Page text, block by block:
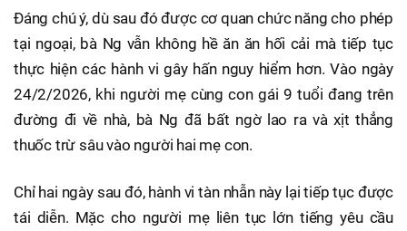
Đáng chú ý, dù sau đó được cơ quan chức năng cho phép
tại ngoại, bà Ng vẫn không hề ăn ăn hối cải mà tiếp tục
thực hiện các hành vi gây hấn nguy hiểm hơn. Vào ngày
24/2/2026, khi người mẹ cùng con gái 9 tuổi đang trên
đường đi về nhà, bà Ng đã bất ngờ lao ra và xịt thẳng
thuốc trừ sâu vào người hai mẹ con.
Chỉ hai ngày sau đó, hành vi tàn nhẫn này lại tiếp tục được
tái diễn. Mặc cho người mẹ liên tục lớn tiếng yêu cầu